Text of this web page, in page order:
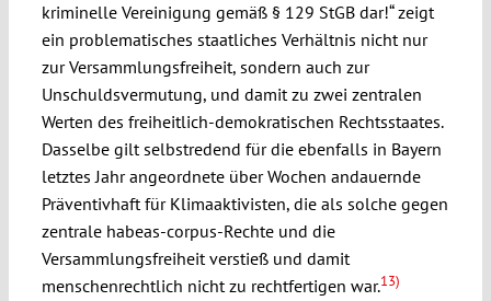
kriminelle Vereinigung gemäß § 129 StGB dar!“ zeigt
ein problematisches staatliches Verhältnis nicht nur
zur Versammlungsfreiheit, sondern auch zur
Unschuldsvermutung, und damit zu zwei zentralen
Werten des freiheitlich-demokratischen Rechtsstaates.
Dasselbe gilt selbstredend für die ebenfalls in Bayern
letztes Jahr angeordnete über Wochen andauernde
Präventivhaft für Klimaaktivisten, die als solche gegen
zentrale habeas-corpus-Rechte und die
Versammlungsfreiheit verstieß und damit
menschenrechtlich nicht zu rechtfertigen war.13)